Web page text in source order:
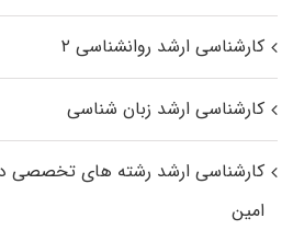
کارشناسی ارشد روانشناسی ۲
کارشناسی ارشد زبان شناسی
کارشناسی ارشد رﺷﺘﻪ ﻫﺎی تخصصی
اﻣﻴﻦ